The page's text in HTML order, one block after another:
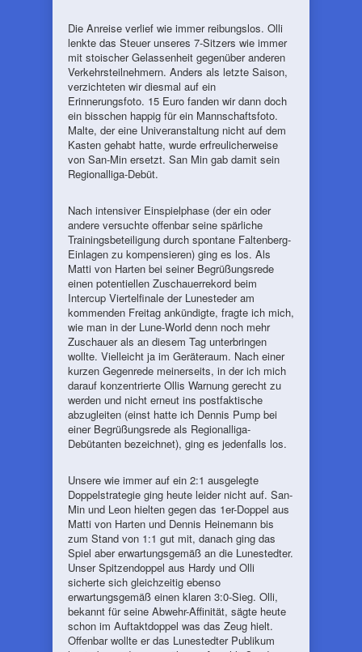
Die Anreise verlief wie immer reibungslos. Olli
lenkte das Steuer unseres 7-Sitzers wie immer
mit stoischer Gelassenheit gegenüber anderen
Verkehrsteilnehmern. Anders als letzte Saison,
verzichteten wir diesmal auf ein
Erinnerungsfoto. 15 Euro fanden wir dann doch
ein bisschen happig für ein Mannschaftsfoto.
Malte, der eine Univeranstaltung nicht auf dem
Kasten gehabt hatte, wurde erfreulicherweise
von San-Min ersetzt. San Min gab damit sein
Regionalliga-Debüt.
Nach intensiver Einspielphase (der ein oder
andere versuchte offenbar seine spärliche
Trainingsbeteiligung durch spontane Faltenberg-
Einlagen zu kompensieren) ging es los. Als
Matti von Harten bei seiner Begrüßungsrede
einen potentiellen Zuschauerrekord beim
Intercup Viertelfinale der Lunesteder am
kommenden Freitag ankündigte, fragte ich mich,
wie man in der Lune-World denn noch mehr
Zuschauer als an diesem Tag unterbringen
wollte. Vielleicht ja im Geräteraum. Nach einer
kurzen Gegenrede meinerseits, in der ich mich
darauf konzentrierte Ollis Warnung gerecht zu
werden und nicht erneut ins postfaktische
abzugleiten (einst hatte ich Dennis Pump bei
einer Begrüßungsrede als Regionalliga-
Debütanten bezeichnet), ging es jedenfalls los.
Unsere wie immer auf ein 2:1 ausgelegte
Doppelstrategie ging heute leider nicht auf. San-
Min und Leon hielten gegen das 1er-Doppel aus
Matti von Harten und Dennis Heinemann bis
zum Stand von 1:1 gut mit, danach ging das
Spiel aber erwartungsgemäß an die Lunestedter.
Unser Spitzendoppel aus Hardy und Olli
sicherte sich gleichzeitig ebenso
erwartungsgemäß einen klaren 3:0-Sieg. Olli,
bekannt für seine Abwehr-Affinität, sägte heute
schon im Auftaktdoppel was das Zeug hielt.
Offenbar wollte er das Lunestedter Publikum